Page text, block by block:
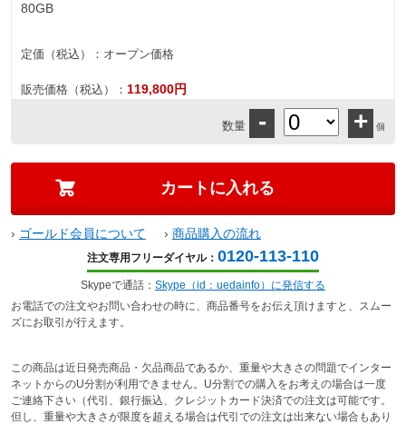
80GB
定価（税込）： オープン価格
販売価格（税込）： 119,800円
数量 - + 個
› ゴールド会員について › 商品購入の流れ
注文専用フリーダイヤル： 0120-113-110
Skypeで通話： Skype（id：uedainfo）に発信する
お電話での注文やお問い合わせの時に、商品番号をお伝え頂けますと、スムー
ズにお取引が行えます。
この商品は近日発売商品・欠品商品であるか、重量や大きさの問題でインター
ネットからのU分割が利用できません。U分割での購入をお考えの場合は一度
ご連絡下さい（代引、銀行振込、クレジットカード決済での注文は可能です。
但し、重量や大きさが限度を超える場合は代引での注文は出来ない場合もあり